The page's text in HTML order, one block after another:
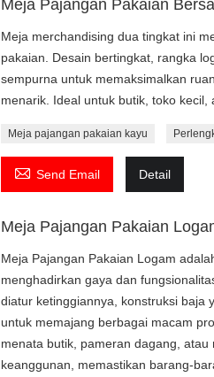
Meja Pajangan Pakaian
Meja merchandising dua tingkat ini
pakaian. Desain bertingkat, rangka
sempurna untuk memaksimalkan
menarik. Ideal untuk butik, toko kecil,
Meja pajangan pakaian kayu
 Send Email Detail
Meja Pajangan Pakaian
Meja Pajangan Pakaian Logam
menghadirkan gaya dan
diatur ketinggiannya, konstruksi baja
untuk memajang berbagai macam
menata butik, pameran dagang,
keanggunan, memastikan barang-